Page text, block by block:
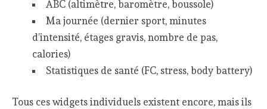
ABC (altimètre, baromètre, boussole)
Ma journée (dernier sport, minutes
d’intensité, étages gravis, nombre de pas,
calories)
Statistiques de santé (FC, stress, body battery)
Tous ces widgets individuels existent encore, mais ils